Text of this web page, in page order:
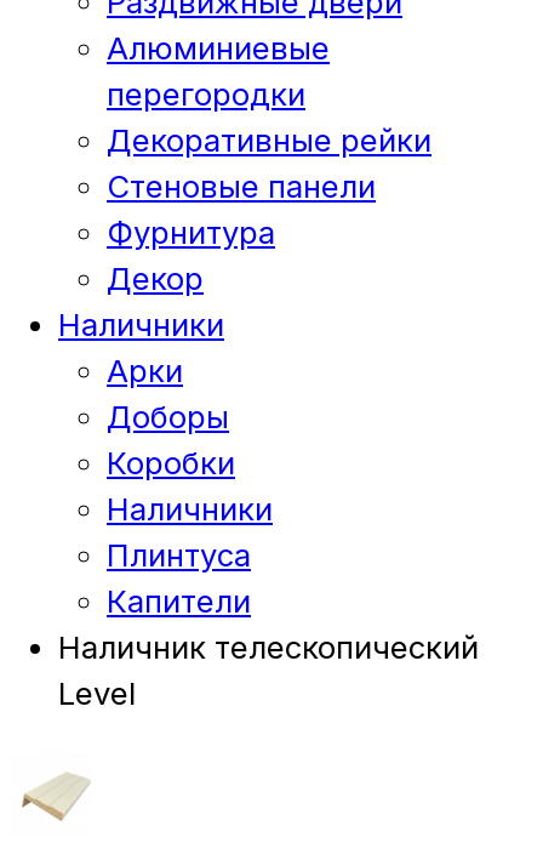
Алюминиевые
перегородки
Декоративные рейки
Стеновые панели
Фурнитура
Декор
Наличники
Арки
Доборы
Коробки
Наличники
Плинтуса
Капители
Наличник телескопический
Level